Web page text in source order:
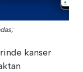
kanser